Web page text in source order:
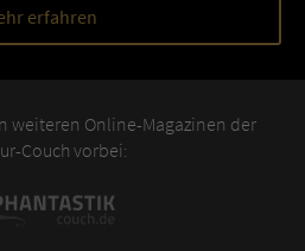
erfahren
weiteren Online-Magazinen der
Couch vorbei: